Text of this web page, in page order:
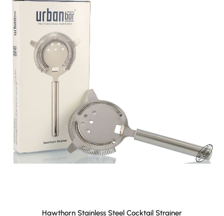
Hawthorn Stainless Steel Cocktail Strainer